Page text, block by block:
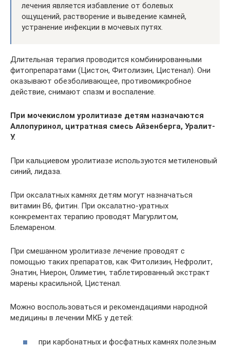
лечения является избавление от болевых
ощущений, растворение и выведение камней,
устранение инфекции в мочевых путях.
Длительная терапия проводится комбинированными
фитопрепаратами (Цистон, Фитолизин, Цистенал). Они
оказывают обезболивающее, противомикробное
действие, снимают спазм и воспаление.
При мочекислом уролитиазе детям назначаются
Аллопуринол, цитратная смесь Айзенберга, Уралит-
У.
При кальциевом уролитиазе используются метиленовый
синий, лидаза.
При оксалатных камнях детям могут назначаться
витамин В6, фитин. При оксалатно-уратных
конкрементах терапию проводят Магурлитом,
Блемареном.
При смешанном уролитиазе лечение проводят с
помощью таких препаратов, как Фитолизин, Нефролит,
Энатин, Ниерон, Олиметин, таблетированный экстракт
марены красильной, Цистенал.
Можно воспользоваться и рекомендациями народной
медицины в лечении МКБ у детей:
при карбонатных и фосфатных камнях полезным